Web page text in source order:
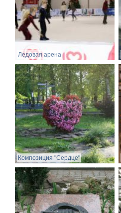
Ледовая арена
Композиция "Сердце"